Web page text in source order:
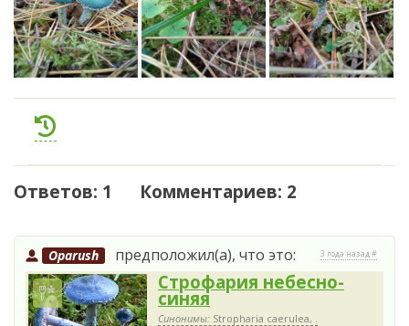
Ответов: 1 Комментариев: 2
Oparush предположил(а), что это: 3 года назад #
Строфария небесно-
синяя
Синонимы: Stropharia caerulea, .